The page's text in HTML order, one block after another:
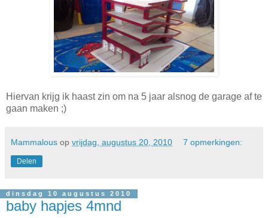
Hiervan krijg ik haast zin om na 5 jaar alsnog de garage af te
gaan maken ;)
Mammalous op vrijdag, augustus 20, 2010 7 opmerkingen:
Delen
dinsdag 10 augustus 2010
baby hapjes 4mnd